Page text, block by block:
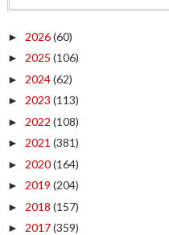
► 2026(60)
► 2025 (106)
► 2024(62)
► 2023 (113)
► 2022 (108)
► 2021 (381)
► 2020(164)
► 2019 (204)
► 2018 (157)
► 2017(359)